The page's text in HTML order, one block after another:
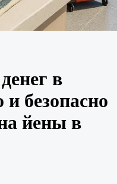
в
безопасно
йены в